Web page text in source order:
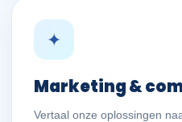
✦
Marketing &
Vertaal onze oplossingen